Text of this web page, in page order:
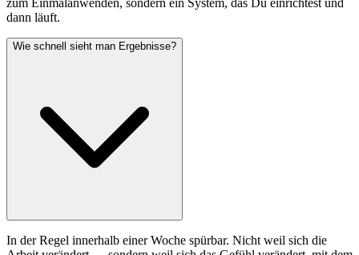
dann läuft.
Wie schnell sieht man Ergebnisse?
In der Regel innerhalb einer Woche spürbar. Nicht weil sich die